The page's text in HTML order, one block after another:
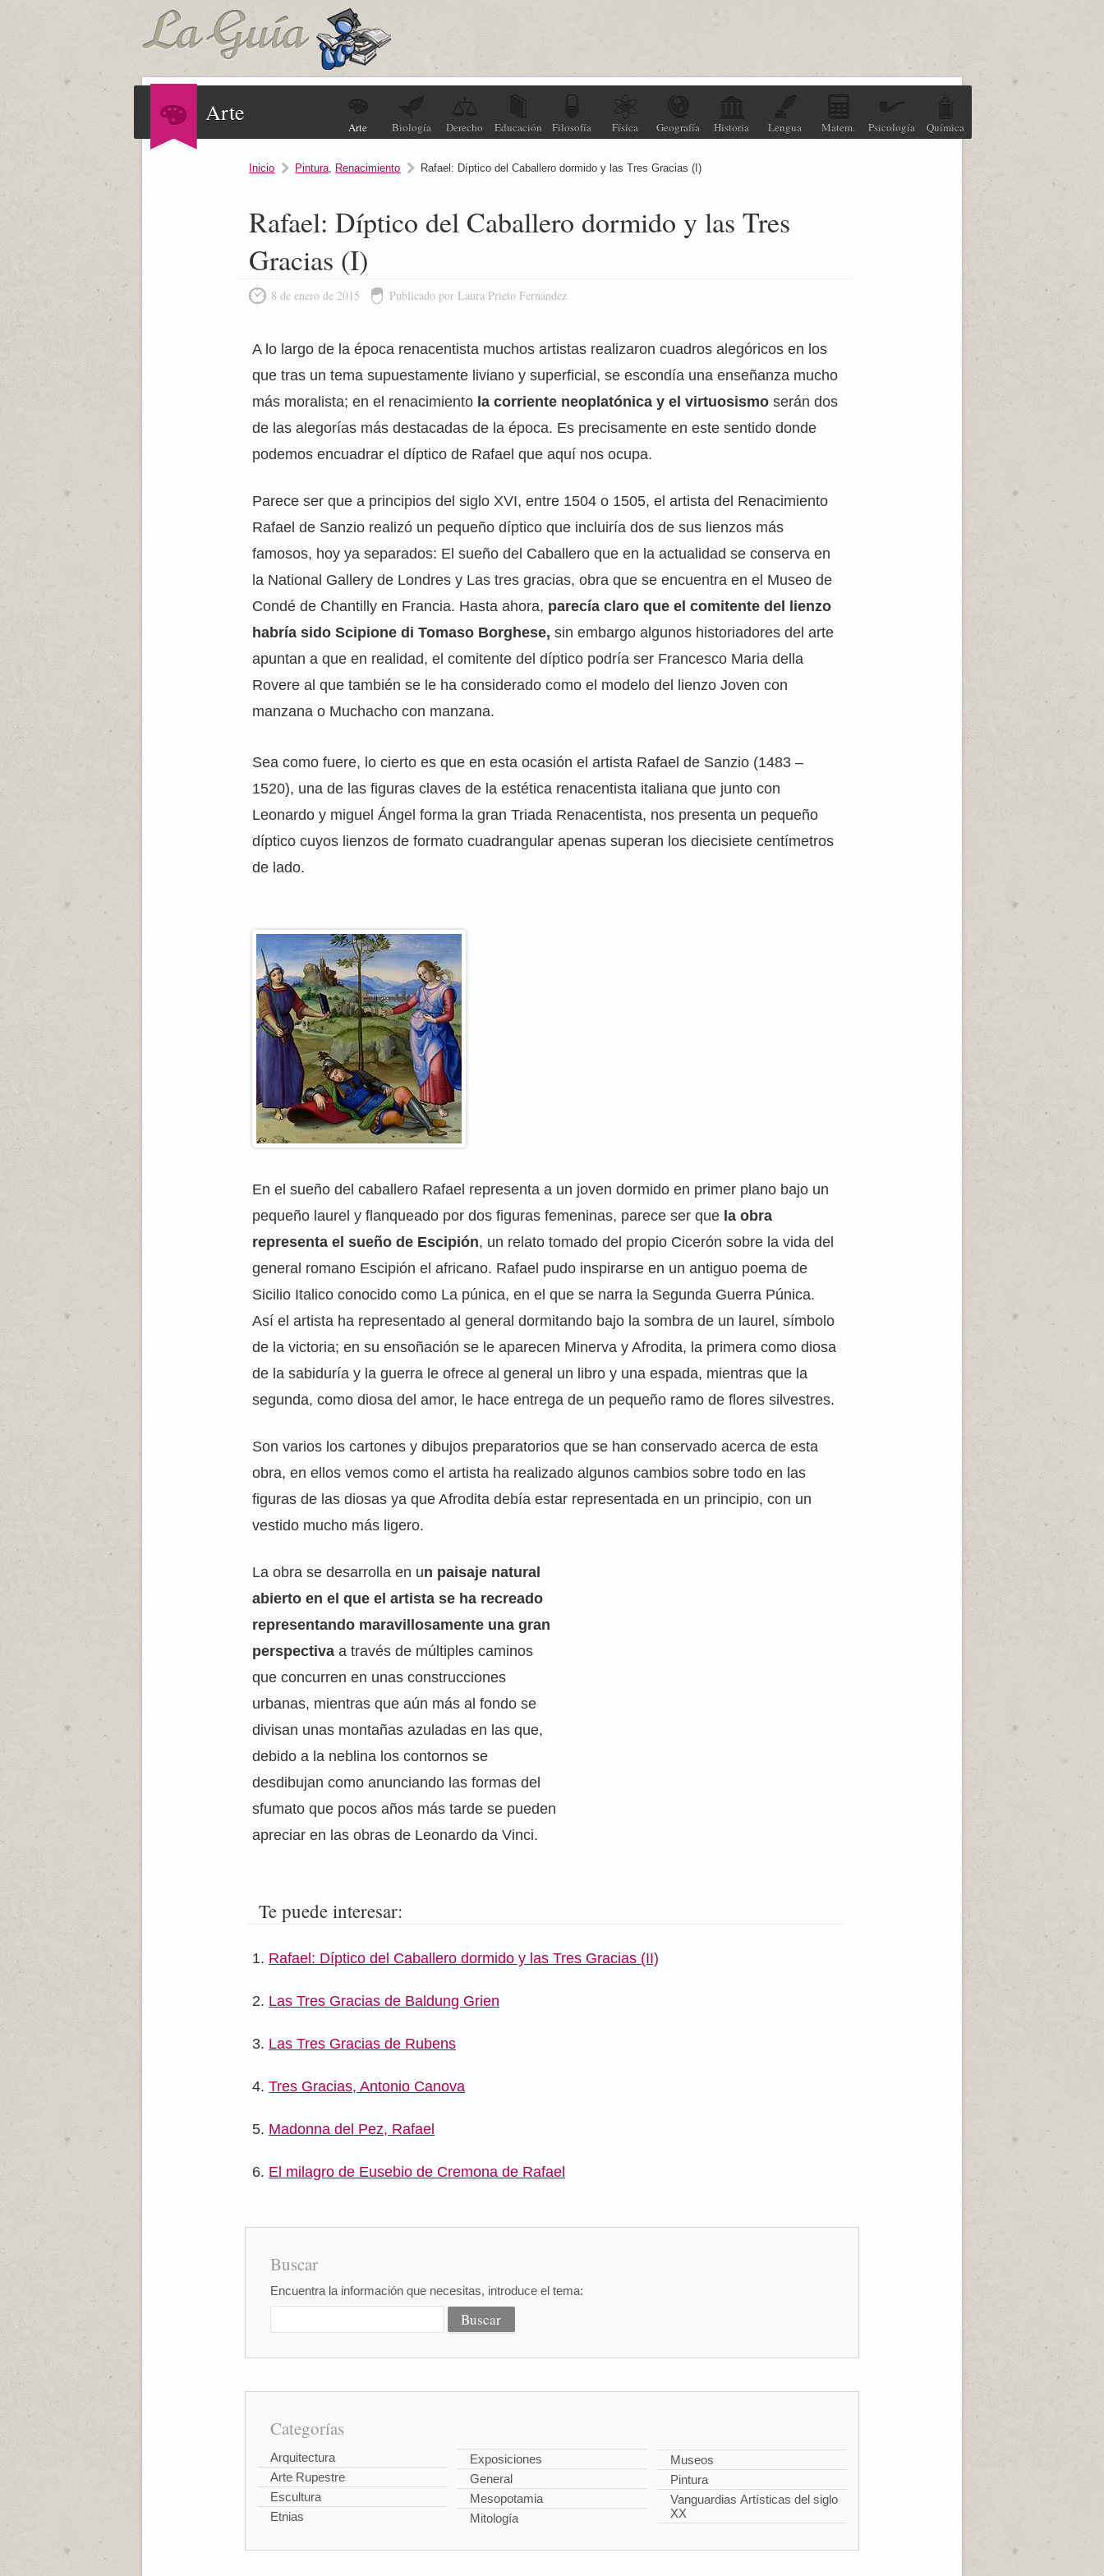
Arte
Arte Biología Derecho Educación Filosofía Física Geografía Historia Lengua Matem. Psicología Química
Inicio Pintura, Renacimiento Rafael: Díptico del Caballero dormido y las Tres Gracias (I)
Rafael: Díptico del Caballero dormido y las Tres
Gracias (I)
8 de enero de 2015 Publicado por Laura Prieto Fernández
A lo largo de la época renacentista muchos artistas realizaron cuadros alegóricos en los
que tras un tema supuestamente liviano y superficial, se escondía una enseñanza mucho
más moralista; en el renacimiento la corriente neoplatónica y el virtuosismo serán dos
de las alegorías más destacadas de la época. Es precisamente en este sentido donde
podemos encuadrar el díptico de Rafael que aquí nos ocupa.
Parece ser que a principios del siglo XVI, entre 1504 o 1505, el artista del Renacimiento
Rafael de Sanzio realizó un pequeño díptico que incluiría dos de sus lienzos más
famosos, hoy ya separados: El sueño del Caballero que en la actualidad se conserva en
la National Gallery de Londres y Las tres gracias, obra que se encuentra en el Museo de
Condé de Chantilly en Francia. Hasta ahora, parecía claro que el comitente del lienzo
habría sido Scipione di Tomaso Borghese,sin embargo algunos historiadores del arte
apuntan a que en realidad, el comitente del díptico podría ser Francesco Maria della
Rovere al que también se le ha considerado como el modelo del lienzo Joven con
manzana o Muchacho con manzana.
Sea como fuere, lo cierto es que en esta ocasión el artista Rafael de Sanzio (1483 –
1520), una de las figuras claves de la estética renacentista italiana que junto con
Leonardo y miguel Ángel forma la gran Triada Renacentista, nos presenta un pequeño
díptico cuyos lienzos de formato cuadrangular apenas superan los diecisiete centímetros
de lado.
En el sueño del caballero Rafael representa a un joven dormido en primer plano bajo un
pequeño laurel y flanqueado por dos figuras femeninas, parece ser que la obra
representa el sueño de Escipión, un relato tomado del propio Cicerón sobre la vida del
general romano Escipión el africano. Rafael pudo inspirarse en un antiguo poema de
Sicilio Italico conocido como La púnica, en el que se narra la Segunda Guerra Púnica.
Así el artista ha representado al general dormitando bajo la sombra de un laurel, símbolo
de la victoria; en su ensoñación se le aparecen Minerva y Afrodita, la primera como diosa
de la sabiduría y la guerra le ofrece al general un libro y una espada, mientras que la
segunda, como diosa del amor, le hace entrega de un pequeño ramo de flores silvestres.
Son varios los cartones y dibujos preparatorios que se han conservado acerca de esta
obra, en ellos vemos como el artista ha realizado algunos cambios sobre todo en las
figuras de las diosas ya que Afrodita debía estar representada en un principio, con un
vestido mucho más ligero.
La obra se desarrolla en un paisaje natural
abierto en el que el artista se ha recreado
representando maravillosamente una gran
perspectivaa través de múltiples caminos
que concurren en unas construcciones
urbanas, mientras que aún más al fondo se
divisan unas montañas azuladas en las que,
debido a la neblina los contornos se
desdibujan como anunciando las formas del
sfumato que pocos años más tarde se pueden
apreciar en las obras de Leonardo da Vinci.
Te puede interesar:
Rafael: Díptico del Caballero dormido y las Tres Gracias (II)
Las Tres Gracias de Baldung Grien
Las Tres Gracias de Rubens
Tres Gracias, Antonio Canova
Madonna del Pez, Rafael
El milagro de Eusebio de Cremona de Rafael
Buscar
Encuentra la información que necesitas, introduce el tema:
Categorías
Arquitectura
Arte Rupestre
Escultura
Etnias
Exposiciones
General
Mesopotamia
Mitología
Museos
Pintura
Vanguardias Artísticas del siglo
XX